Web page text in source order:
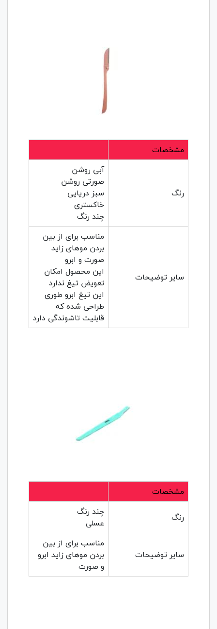
مشخصات
رنگ
آبی روشن
صورتی روشن
سبز دریایی
خاکستری
چند رنگ
سایر توضیحات
مناسب برای از بین
بردن موهای زاید
صورت و ابرو
این محصول امکان
تعویض تیغ ندارد
این تیغ ابرو طوری
طراحی شده که
قابلیت تاشوندگی دارد
مشخصات
رنگ
چند رنگ
عسلی
سایر توضیحات
مناسب برای از بین
بردن مو‌های زاید ابرو
و صورت